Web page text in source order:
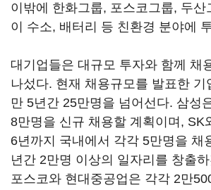
이밖에 한화그룹, 포스코그룹, 두산
이 수소, 배터리 등 친환경 분야에
대기업들은 대규모 투자와 함께 채
나섰다. 현재 채용규모를 발표한 기
만 5년간 25만명을 넘어선다. 삼성
8만명을 신규 채용할 계획이며, SK
6년까지 국내에서 각각 5만명을 채
년간 2만명 이상의 일자리를 창출
포스코와 현대중공업은 각각 2만